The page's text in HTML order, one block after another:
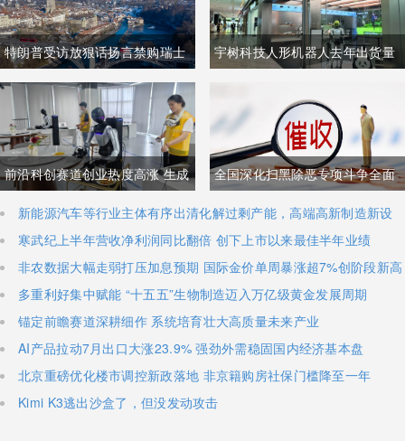
特朗普受访放狠话扬言禁购瑞士
商品抹平贸易逆差 双方贸易数据
与经贸纽带实际情况反差明显
宇树科技人形机器人去年出货量
加码核心技术研发
前沿科创赛道创业热度高涨 生成
式AI与人形机器人加速培育全新
增长极
全国深化扫黑除恶专项斗争全面
铺开 河南锁定十类新型涉网涉软
暴力黑恶犯罪精准严打
新能源汽车等行业主体有序出清化解过剩产能，高端高新制造新设
寒武纪上半年营收净利润同比翻倍 创下上市以来最佳半年业绩
非农数据大幅走弱打压加息预期 国际金价单周暴涨超7%创阶段新高
多重利好集中赋能 “十五五”生物制造迈入万亿级黄金发展周期
锚定前瞻赛道深耕细作 系统培育壮大高质量未来产业
AI产品拉动7月出口大涨23.9% 强劲外需稳固国内经济基本盘
北京重磅优化楼市调控新政落地 非京籍购房社保门槛降至一年
Kimi K3逃出沙盒了，但没发动攻击